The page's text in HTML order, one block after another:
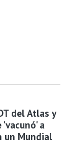
del Atlas y
'vacunó' a
un Mundial